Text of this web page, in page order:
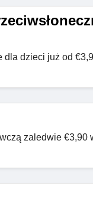
dla dzieci już od
zaledwie €3,90